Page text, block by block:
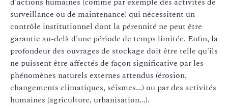
surveillance ou de maintenance) qui nécessitent un
contrôle institutionnel dont la pérennité ne peut être
garantie au-delà d'une période de temps limitée. Enfin, la
profondeur des ouvrages de stockage doit être telle qu'ils
ne puissent être affectés de façon significative par les
phénomènes naturels externes attendus (érosion,
changements climatiques, séismes...) ou par des activités
humaines (agriculture, urbanisation...).